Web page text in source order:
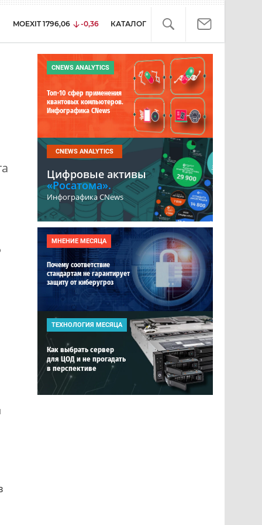
MOEXIT 1796,06 -0,36 КАТАЛОГ
CNEWS ANALYTICS
Топ-10 сфер применения
квантовых компьютеров.
Инфографика CNews
CNEWS ANALYTICS
Цифровые активы
«Росатома».
Инфографика CNews
МНЕНИЕ МЕСЯЦА
Почему соответствие
стандартам не гарантирует
защиту от киберугроз
ТЕХНОЛОГИЯ МЕСЯЦА
Как выбрать сервер
для ЦОД и не прогадать
в перспективе